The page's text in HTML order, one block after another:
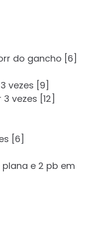
do gancho [6]
vezes [9]
vezes [12]
[6]
e 2 pb em